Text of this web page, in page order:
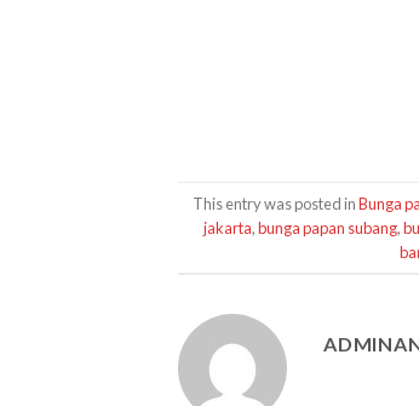
This entry was posted inBunga
jakarta,bunga papan subang,